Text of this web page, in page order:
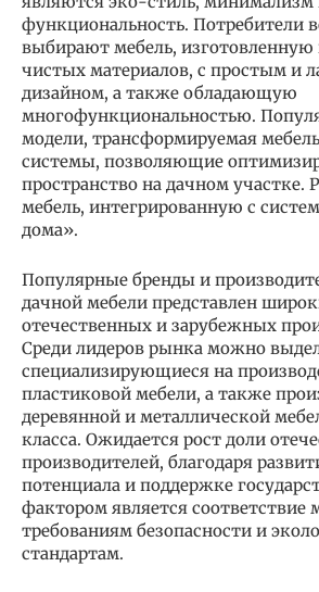
функциональность. Потребители
выбирают мебель, изготовленную
чистых материалов, с простым и
дизайном, а также обладающую
многофункциональностью.
модели, трансформируемая
системы, позволяющие
пространство на дачном участке.
мебель, интегрированную с
дома».
Популярные бренды и
дачной мебели представлен
отечественных и зарубежных
Среди лидеров рынка можно
специализирующиеся на
пластиковой мебели, а также
деревянной и металлической
класса. Ожидается рост доли
производителей, благодаря
потенциала и поддержке
фактором является соответствие
требованиям безопасности и
стандартам.